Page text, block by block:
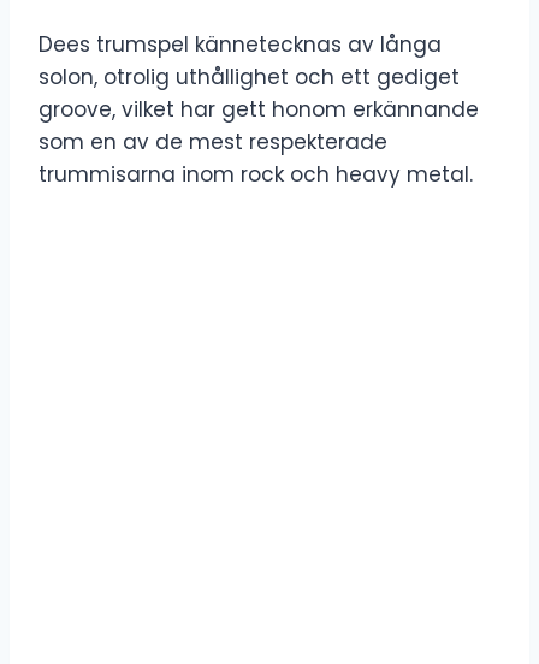
Dees trumspel kännetecknas av långa
solon, otrolig uthållighet och ett gediget
groove, vilket har gett honom erkännande
som en av de mest respekterade
trummisarna inom rock och heavy metal.